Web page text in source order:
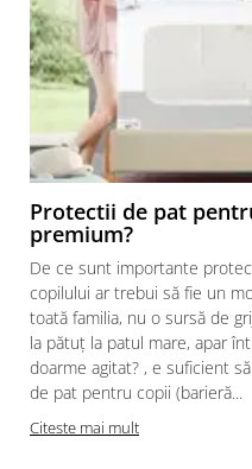
Protectii de pat
premium?
De ce sunt importante
copilului ar trebui să fie un
toată familia, nu o sursă de
la pătuț la patul mare, apar
doarme agitat? , e suficient
de pat pentru copii (barieră...
Citeste mai mult